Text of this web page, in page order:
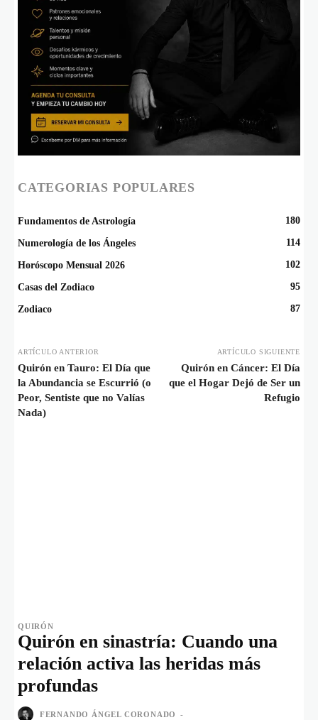
CATEGORIAS POPULARES
Fundamentos de Astrología 180
Numerología de los Ángeles 114
Horóscopo Mensual 2026 102
Casas del Zodiaco 95
Zodiaco 87
ARTÍCULO ANTERIOR
Quirón en Tauro: El Día que
la Abundancia se Escurrió (o
Peor, Sentiste que no Valías
Nada)
ARTÍCULO SIGUIENTE
Quirón en Cáncer: El Día
que el Hogar Dejó de Ser un
Refugio
QUIRÓN
Quirón en sinastría: Cuando una
relación activa las heridas más
profundas
FERNANDO ÁNGEL CORONADO -